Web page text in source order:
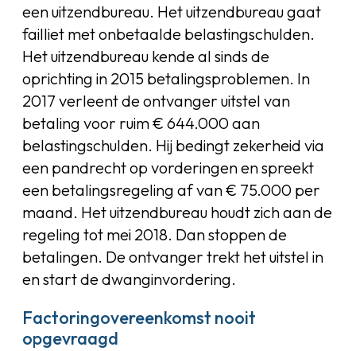
een uitzendbureau. Het uitzendbureau gaat
failliet met onbetaalde belastingschulden.
Het uitzendbureau kende al sinds de
oprichting in 2015 betalingsproblemen. In
2017 verleent de ontvanger uitstel van
betaling voor ruim € 644.000 aan
belastingschulden. Hij bedingt zekerheid via
een pandrecht op vorderingen en spreekt
een betalingsregeling af van € 75.000 per
maand. Het uitzendbureau houdt zich aan de
regeling tot mei 2018. Dan stoppen de
betalingen. De ontvanger trekt het uitstel in
en start de dwanginvordering.
Factoringovereenkomst nooit
opgevraagd